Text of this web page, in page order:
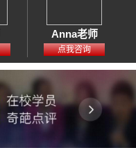
Anna老师
点我咨询